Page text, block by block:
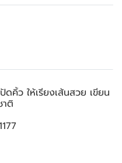
คิ้ว ให้เรียงเส้นสวย เขียน
ติ